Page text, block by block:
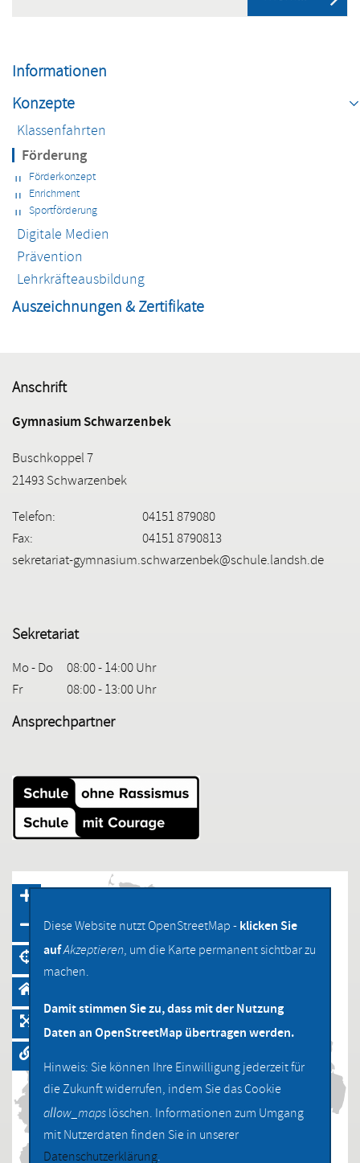
überspringen
Informationen
Konzepte
Klassenfahrten
Förderung
Förderkonzept
Enrichment
Sportförderung
Digitale Medien
Prävention
Lehrkräfteausbildung
Auszeichnungen & Zertifikate
Anschrift
Gymnasium Schwarzenbek
Buschkoppel 7
21493 Schwarzenbek
Telefon:
04151 879080
Fax:
04151 8790813
sekretariat-gymnasium.schwarzenbek@schule.landsh.de
Sekretariat
Mo - Do
08:00 - 14:00 Uhr
Fr
08:00 - 13:00 Uhr
Ansprechpartner
Diese Website nutzt OpenStreetMap -klicken Sie
aufAkzeptieren, um die Karte permanent sichtbar zu
machen.
Damit stimmen Sie zu, dass mit der Nutzung
Daten an OpenStreetMap übertragen werden.
Hinweis: Sie können Ihre Einwilligung jederzeit für
die Zukunft widerrufen, indem Sie das Cookie
allow_mapslöschen. Informationen zum Umgang
mit Nutzerdaten finden Sie in unserer
Datenschutzerklärung.